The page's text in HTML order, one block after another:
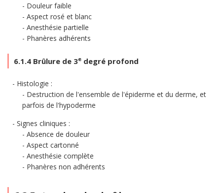
Douleur faible
Aspect rosé et blanc
Anesthésie partielle
Phanères adhérents
6.1.4 Brûlure de 3e degré profond
Histologie :
Destruction de l'ensemble de l'épiderme et du derme, et
parfois de l'hypoderme
Signes cliniques :
Absence de douleur
Aspect cartonné
Anesthésie complète
Phanères non adhérents